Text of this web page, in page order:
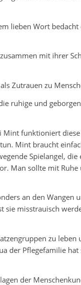
lieben Wort
mit ihrer
Zutrauen zu
ruhige und
Mint funktioniert
Mint braucht
Spielangel,
Man sollte mit
an den Wangen
misstrauisch
zu
der Pflegefamilie
der